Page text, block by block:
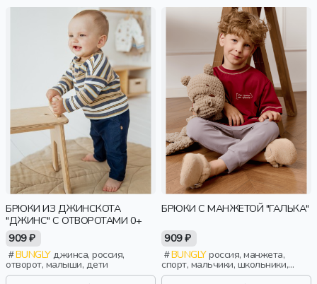
БРЮКИ ИЗ ДЖИНСКОТА
"ДЖИНС" С ОТВОРОТАМИ 0+
909 ₽
BUNGLYджинса, россия,
отворот, малыши, дети
БРЮКИ С МАНЖЕТОЙ "ГАЛЬКА"
909 ₽
BUNGLYроссия, манжета,
спорт, мальчики, школьники,
подростки, дети